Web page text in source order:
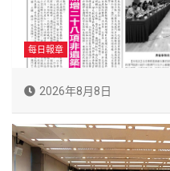
每日報章
2026年8月8日